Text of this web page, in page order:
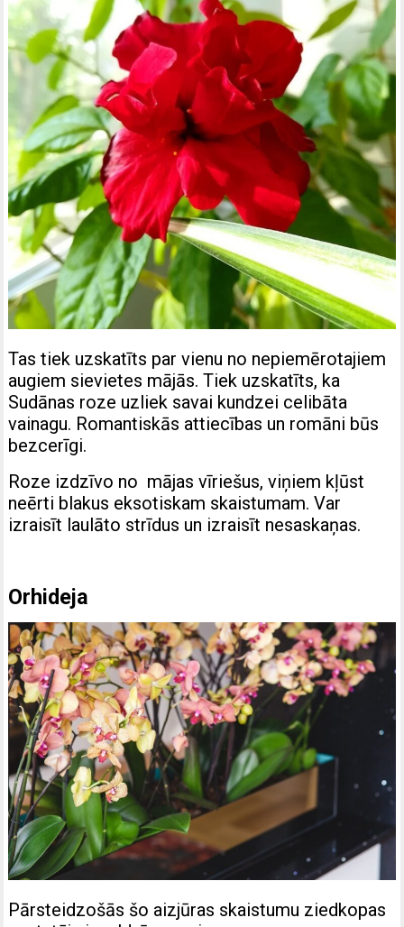
Tas tiek uzskatīts par vienu no nepiemērotajiem
augiem sievietes mājās. Tiek uzskatīts, ka
Sudānas roze uzliek savai kundzei celibāta
vainagu. Romantiskās attiecības un romāni būs
bezcerīgi.
Roze izdzīvo no mājas vīriešus, viņiem kļūst
neērti blakus eksotiskam skaistumam. Var
izraisīt laulāto strīdus un izraisīt nesaskaņas.
Orhideja
Pārsteidzošās šo aizjūras skaistumu ziedkopas